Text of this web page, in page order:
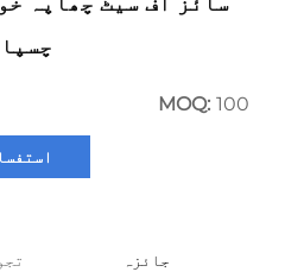
MOQ: 100
جائزہ